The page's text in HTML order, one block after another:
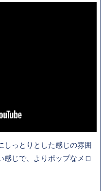
しっとりとした感じの雰囲
感じで、よりポップなメロ